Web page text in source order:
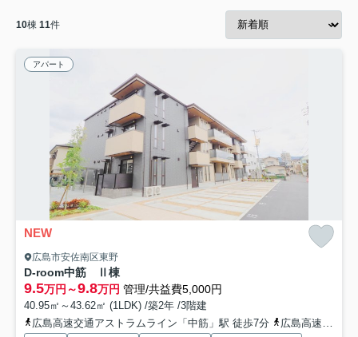
10棟 11件
アパート
NEW
広島市安佐南区東野
D-room中筋 Ⅱ棟
9.5万円～9.8万円 管理/共益費5,000円
40.95㎡～43.62㎡ (1LDK) /築2年 /3階建
広島高速交通アストラムライン「中筋」駅 徒歩7分
広島高速交通アストラムライン「西原」駅 徒歩16分